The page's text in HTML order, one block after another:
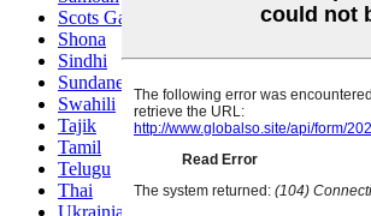
Scots Gaelic
Shona
Sindhi
Sundanese
Swahili
Tajik
Tamil
Telugu
Thai